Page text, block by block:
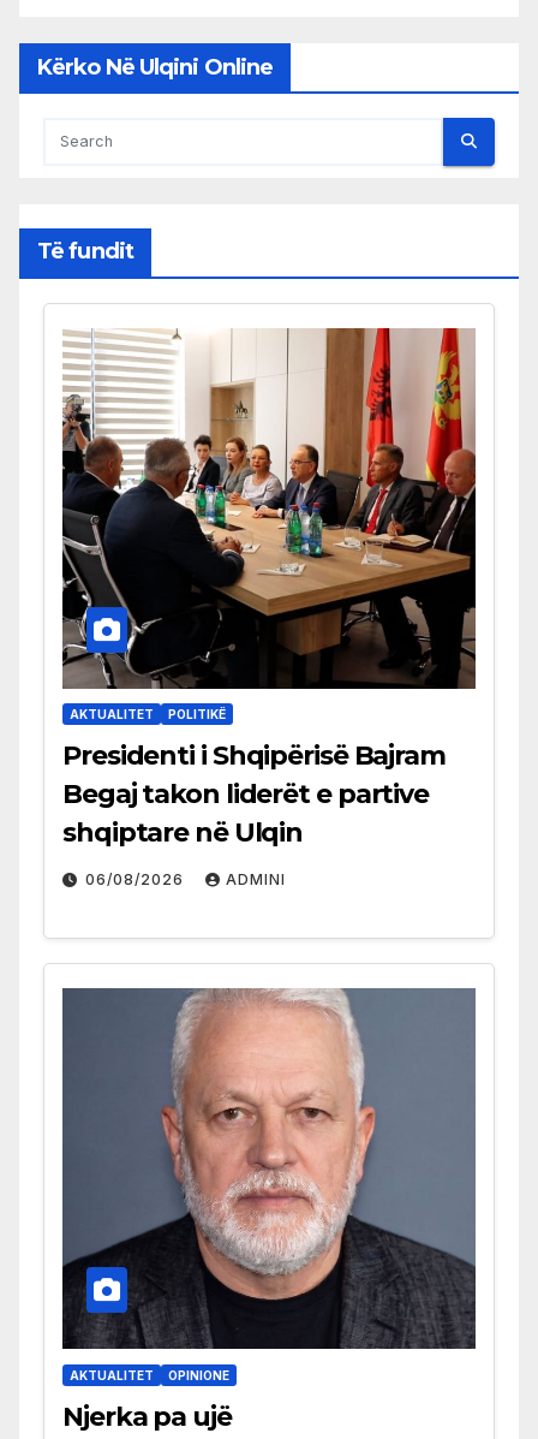
Kërko Në Ulqini Online
Të fundit
AKTUALITET POLITIKË
Presidenti i Shqipërisë Bajram
Begaj takon liderët e partive
shqiptare në Ulqin
06/08/2026 ADMINI
AKTUALITET OPINIONE
Njerka pa ujë